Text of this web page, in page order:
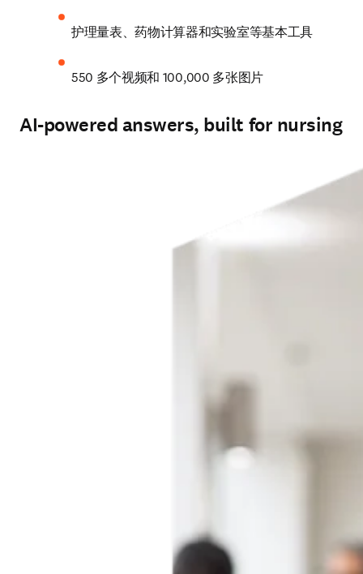
护理量表、药物计算器和实验室等基本工具
550 多个视频和 100,000 多张图片
AI-powered answers, built for nursing